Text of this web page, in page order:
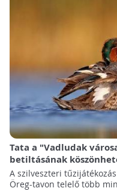
Tata a "Vadludak
betiltásának
A szilveszteri
Öreg-tavon telelő több